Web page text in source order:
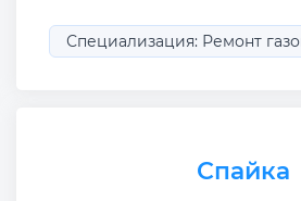
Специализация: Ремонт
Спайка